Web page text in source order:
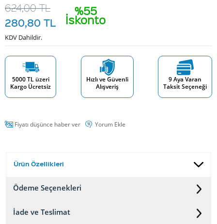
%55
İskonto
624,00TL
280,80 TL
KDV Dahildir.
5000 TL üzeri
Kargo Ücretsiz
Hızlı ve Güvenli
Alışveriş
9 Aya Varan
Taksit Seçeneği
Fiyatı düşünce haber ver Yorum Ekle
Ürün Özellikleri
Ödeme Seçenekleri
İade ve Teslimat